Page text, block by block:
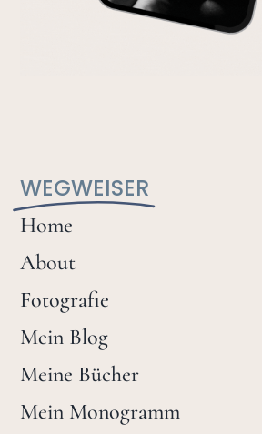
WEGWEISER
Home
About
Fotografie
Mein Blog
Meine Bücher
Mein Monogramm